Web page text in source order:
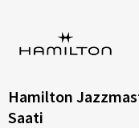
Hamilton
Saati